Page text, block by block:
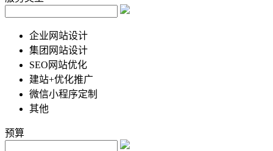
企业网站设计
集团网站设计
SEO网站优化
建站+优化推广
微信小程序定制
其他
预算